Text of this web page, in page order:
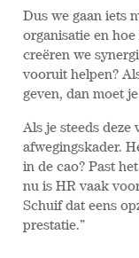
Dus we gaan iets
organisatie en
creëren we
vooruit helpen?
geven, dan moet
Als je steeds deze
afwegingskader.
in de cao? Past
nu is HR vaak
Schuif dat eens
prestatie.”